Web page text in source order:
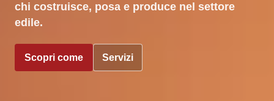
chi costruisce, posa e produce nel settore
edile.
Scopri come Servizi